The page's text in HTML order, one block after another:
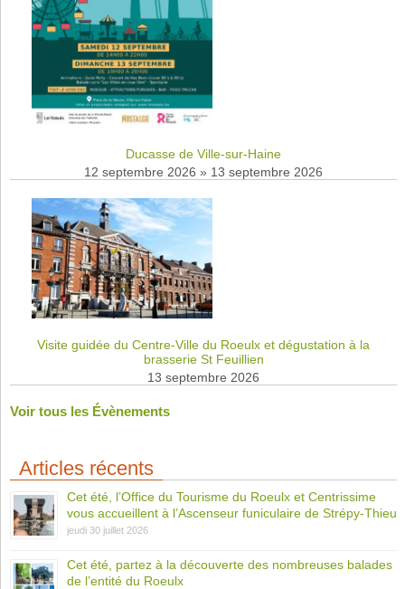
Ducasse de Ville-sur-Haine
12 septembre 2026 » 13 septembre 2026
Visite guidée du Centre-Ville du Roeulx et dégustation à la
brasserie St Feuillien
13 septembre 2026
Voir tous les Évènements
Articles récents
Cet été, l’Office du Tourisme du Roeulx et Centrissime
vous accueillent à l’Ascenseur funiculaire de Strépy-Thieu
jeudi 30 juillet 2026
Cet été, partez à la découverte des nombreuses balades
de l’entité du Roeulx